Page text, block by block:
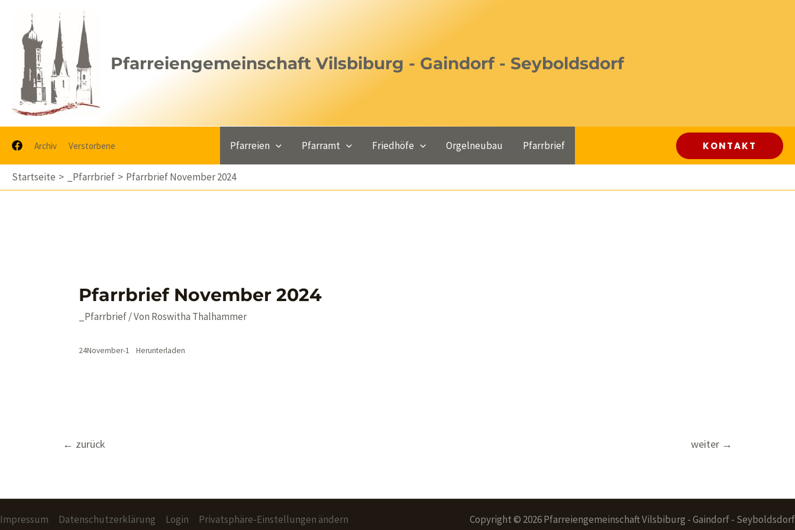
springen
Pfarreiengemeinschaft Vilsbiburg - Gaindorf - Seyboldsdorf
Archiv Verstorbene Pfarreien Pfarramt Friedhöfe Orgelneubau Pfarrbrief KONTAKT
Startseite _Pfarrbrief Pfarrbrief November 2024
Pfarrbrief November 2024
_Pfarrbrief/ Von Roswitha Thalhammer
24November-1 Herunterladen
Beitragsnavigation
← zurück weiter →
Impressum Datenschutzerklärung Login
Privatsphäre-Einstellungen ändern
Copyright © 2026 Pfarreiengemeinschaft Vilsbiburg - Gaindorf - Seyboldsdorf